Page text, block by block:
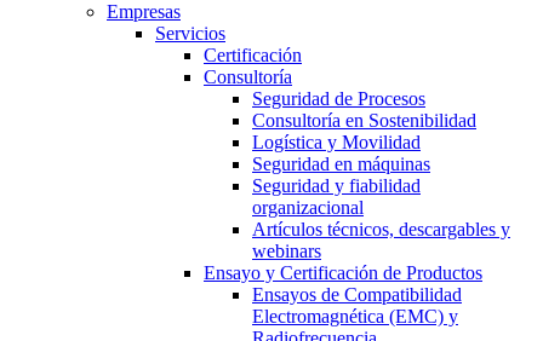
Empresas
Servicios
Certificación
Consultoría
Seguridad de Procesos
Consultoría en Sostenibilidad
Logística y Movilidad
Seguridad en máquinas
Seguridad y fiabilidad
organizacional
Artículos técnicos, descargables y
webinars
Ensayo y Certificación de Productos
Ensayos de Compatibilidad
Electromagnética (EMC) y